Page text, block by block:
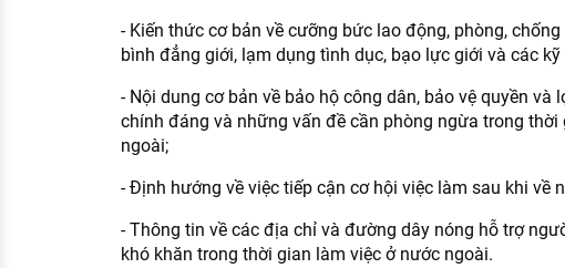
- Kiến thức cơ bản về cưỡng bức lao động, phòng,
bình đẳng giới, lạm dụng tình dục, bạo lực giới và các
- Nội dung cơ bản về bảo hộ công dân, bảo vệ quyền và
chính đáng và những vấn đề cần phòng ngừa trong thời
ngoài;
- Định hướng về việc tiếp cận cơ hội việc làm sau khi về
- Thông tin về các địa chỉ và đường dây nóng hỗ trợ
khó khăn trong thời gian làm việc ở nước ngoài.